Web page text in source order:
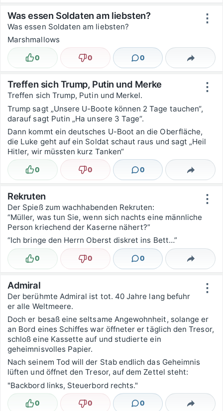
⋮
Was essen Soldaten am liebsten?
Was essen Soldaten am liebsten?
Marshmallows
Lustig
0 Nicht lustig
0 0
Kommentare Teilen
⋮
Treffen sich Trump, Putin und Merke
Treffen sich Trump, Putin und Merkel.
Trump sagt „Unsere U-Boote können 2 Tage tauchen“,
darauf sagt Putin „Ha unsere 3 Tage“.
Dann kommt ein deutsches U-Boot an die Oberfläche,
die Luke geht auf ein Soldat schaut raus und sagt „Heil
Hitler, wir müssten kurz Tanken“
Lustig
0 Nicht lustig
0 0
Kommentare Teilen
⋮
Rekruten
Der Spieß zum wachhabenden Rekruten:
“Müller, was tun Sie, wenn sich nachts eine männliche
Person kriechend der Kaserne nähert?”
“Ich bringe den Herrn Oberst diskret ins Bett…”
Lustig
0 Nicht lustig
0 0
Kommentare Teilen
⋮
Admiral
Der berühmte Admiral ist tot. 40 Jahre lang befuhr
er alle Weltmeere.
Doch er besaß eine seltsame Angewohnheit, solange er
an Bord eines Schiffes war öffneter er täglich den Tresor,
schloß eine Kassette auf und studierte ein
geheimnisvolles Papier.
Nach seinem Tod will der Stab endlich das Geheimnis
lüften und öffnet den Tresor, auf dem Zettel steht:
"Backbord links, Steuerbord rechts."
Lustig
0 Nicht lustig
0 0
Kommentare Teilen